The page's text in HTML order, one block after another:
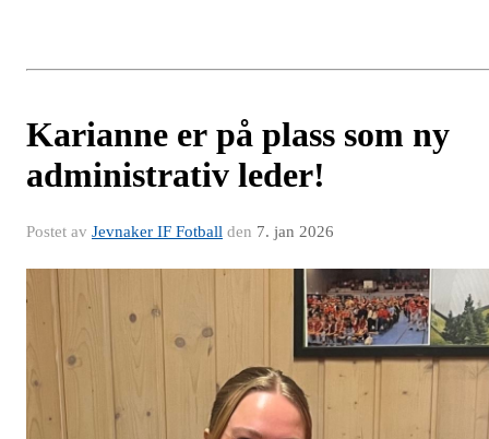
Karianne er på plass som ny
administrativ leder!
Postet av Jevnaker IF Fotball den 7. jan 2026